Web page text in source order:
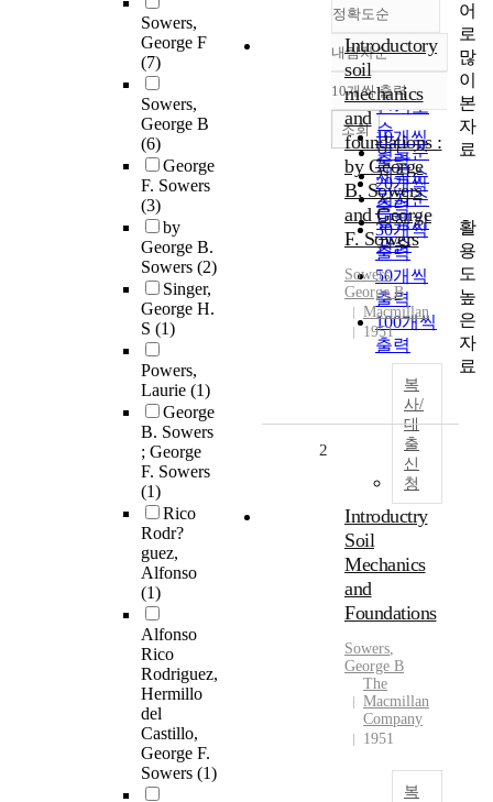
Sowers,
George F
(7)
Sowers,
George B
(6)
George
F. Sowers
(3)
by
George B.
Sowers (2)
Singer,
George H.
S (1)
Powers,
Laurie (1)
George
B. Sowers
; George
F. Sowers
(1)
Rico
Rodr?
guez,
Alfonso
(1)
Alfonso
Rico
Rodriguez,
Hermillo
del
Castillo,
George F.
Sowers (1)
정확도순
정확도
순
인기도
순
연도순
제목순
저자순
발행기
관순
내림차순
내림차순
10개씩 출력
10개씩
출력
20개씩
출력
30개씩
출력
50개씩
출력
100개씩
출력
조회
Introductory
soil
mechanics
and
foundations :
by George
B. Sowers
and George
F. Sowers
Sowers,
GeorgeB
Macmillan
1951
복
사/
대
출
신
청
2
Introductry
Soil
Mechanics
and
Foundations
Sowers,
George B
The
Macmillan
Company
1951
복
어
로
많
이
본
자
료
활
용
도
높
은
자
료